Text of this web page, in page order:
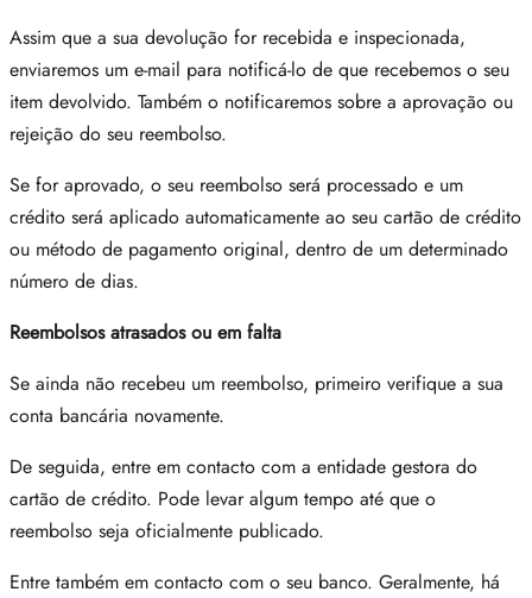
Assim que a sua devolução for recebida e inspecionada,
enviaremos um e-mail para notificá-lo de que recebemos o seu
item devolvido. Também o notificaremos sobre a aprovação ou
rejeição do seu reembolso.
Se for aprovado, o seu reembolso será processado e um
crédito será aplicado automaticamente ao seu cartão de crédito
ou método de pagamento original, dentro de um determinado
número de dias.
Reembolsos atrasados ​​ou em falta
Se ainda não recebeu um reembolso, primeiro verifique a sua
conta bancária novamente.
De seguida, entre em contacto com a entidade gestora do
cartão de crédito. Pode levar algum tempo até que o
reembolso seja oficialmente publicado.
Entre também em contacto com o seu banco. Geralmente, há